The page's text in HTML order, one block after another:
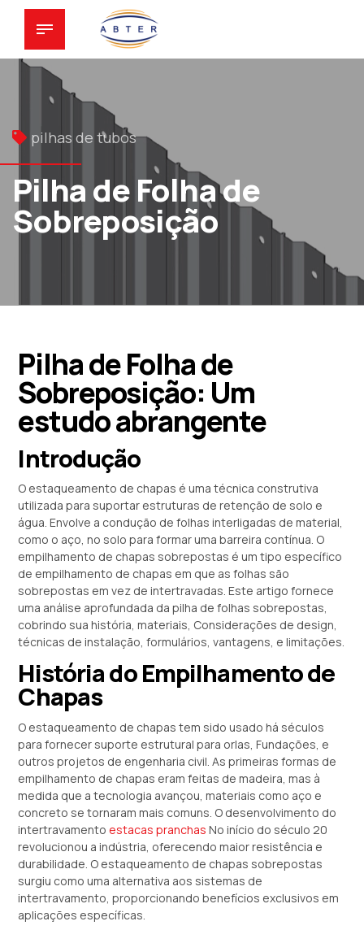
pilhas de tubos
Pilha de Folha de
Sobreposição
Pilha de Folha de
Sobreposição: Um
estudo abrangente
Introdução
O estaqueamento de chapas é uma técnica construtiva
utilizada para suportar estruturas de retenção de solo e
água. Envolve a condução de folhas interligadas de material,
como o aço, no solo para formar uma barreira contínua. O
empilhamento de chapas sobrepostas é um tipo específico
de empilhamento de chapas em que as folhas são
sobrepostas em vez de intertravadas. Este artigo fornece
uma análise aprofundada da pilha de folhas sobrepostas,
cobrindo sua história, materiais, Considerações de design,
técnicas de instalação, formulários, vantagens, e limitações.
História do Empilhamento de
Chapas
O estaqueamento de chapas tem sido usado há séculos
para fornecer suporte estrutural para orlas, Fundações, e
outros projetos de engenharia civil. As primeiras formas de
empilhamento de chapas eram feitas de madeira, mas à
medida que a tecnologia avançou, materiais como aço e
concreto se tornaram mais comuns. O desenvolvimento do
intertravamento estacas pranchas No início do século 20
revolucionou a indústria, oferecendo maior resistência e
durabilidade. O estaqueamento de chapas sobrepostas
surgiu como uma alternativa aos sistemas de
intertravamento, proporcionando benefícios exclusivos em
aplicações específicas.